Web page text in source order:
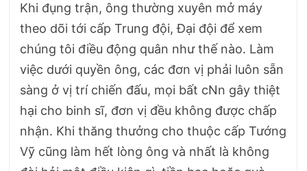
Khi đụng trận, ông thường xuyên mở máy
theo dõi tới cấp Trung đội, Đại đội để xem
chúng tôi điều động quân như thế nào. Làm
việc dưới quyền ông, các đơn vị phải luôn sẵn
sàng ở vị trí chiến đấu, mọi bất cNn gây thiệt
hại cho binh sĩ, đơn vị đều không được chấp
nhận. Khi thăng thưởng cho thuộc cấp Tướng
Vỹ cũng làm hết lòng ông và nhất là không